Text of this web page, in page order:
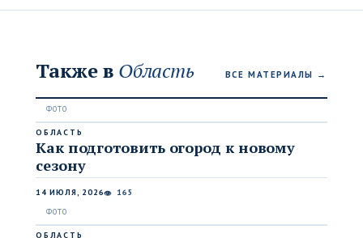
Также в Область ВСЕ МАТЕРИАЛЫ →
ОБЛАСТЬ
Как подготовить огород к новому
сезону
14 ИЮЛЯ, 2026👁 165
ОБЛАСТЬ